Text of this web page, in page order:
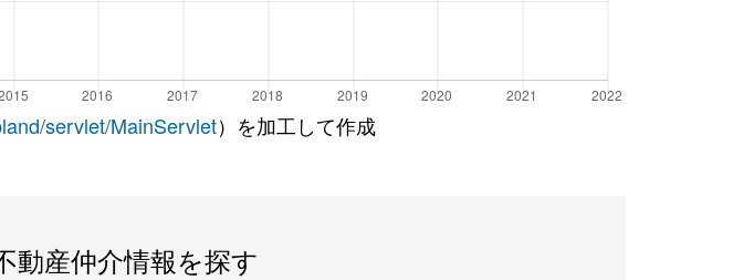
servlet/MainServlet）を加工して作成
動産仲介情報を探す